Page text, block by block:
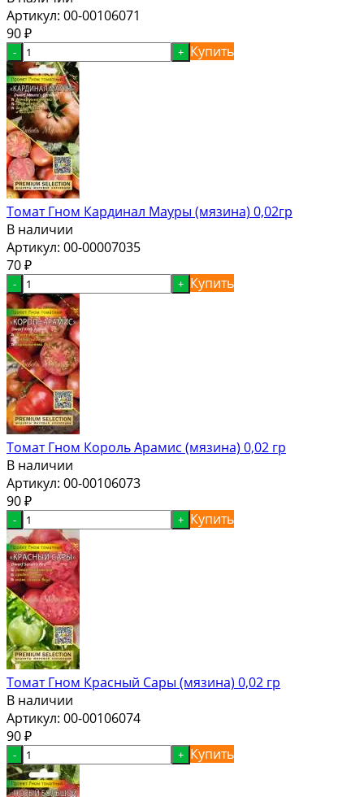
Артикул: 00-00106071
90 ₽
- + Купить
Томат Гном Кардинал Мауры (мязина) 0,02гр
В наличии
Артикул: 00-00007035
70 ₽
- + Купить
Томат Гном Король Арамис (мязина) 0,02 гр
В наличии
Артикул: 00-00106073
90 ₽
- + Купить
Томат Гном Красный Сары (мязина) 0,02 гр
В наличии
Артикул: 00-00106074
90 ₽
- + Купить